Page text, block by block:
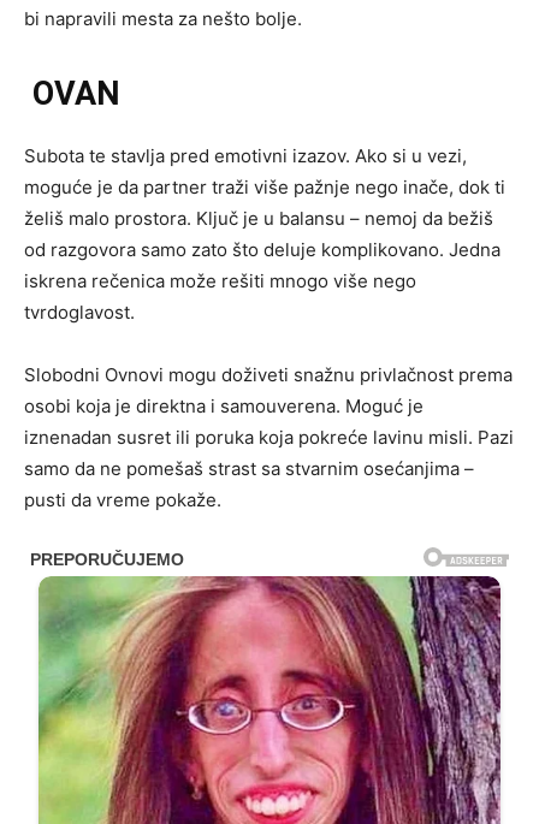
bi napravili mesta za nešto bolje.
OVAN
Subota te stavlja pred emotivni izazov. Ako si u vezi,
moguće je da partner traži više pažnje nego inače, dok ti
želiš malo prostora. Ključ je u balansu – nemoj da bežiš
od razgovora samo zato što deluje komplikovano. Jedna
iskrena rečenica može rešiti mnogo više nego
tvrdoglavost.
Slobodni Ovnovi mogu doživeti snažnu privlačnost prema
osobi koja je direktna i samouverena. Moguć je
iznenadan susret ili poruka koja pokreće lavinu misli. Pazi
samo da ne pomešaš strast sa stvarnim osećanjima –
pusti da vreme pokaže.